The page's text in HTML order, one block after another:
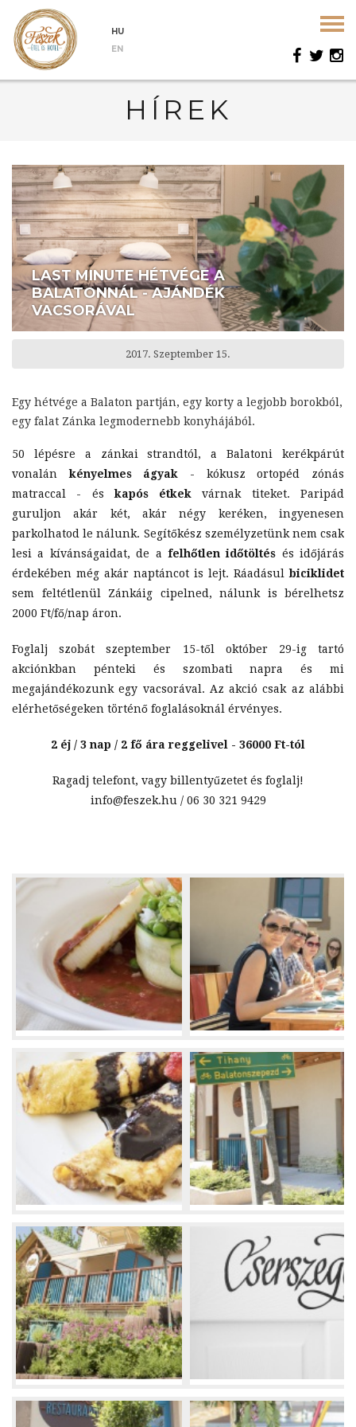
HU
EN
HÍREK
LAST MINUTE HÉTVÉGE A
BALATONNÁL - AJÁNDÉK
VACSORÁVAL
2017. Szeptember 15.
Egy hétvége a Balaton partján, egy korty a legjobb borokból,
egy falat Zánka legmodernebb konyhájából.
50 lépésre a zánkai strandtól, a Balatoni kerékpárút
vonalánkényelmes ágyak - kókusz ortopéd zónás
matraccal - éskapós étkek várnak titeket. Paripád
guruljon akár két, akár négy keréken, ingyenesen
parkolhatod le nálunk. Segítőkész személyzetünk nem csak
lesi a kívánságaidat, de a felhőtlen időtöltés és időjárás
érdekében még akár naptáncot is lejt. Ráadásulbiciklidet
sem feltétlenül Zánkáig cipelned, nálunk is bérelhetsz
2000 Ft/fő/nap áron.
Foglalj szobát szeptember 15-től október 29-ig tartó
akciónkban pénteki és szombati napra és mi
megajándékozunk egy vacsorával. Az akció csak az alábbi
elérhetőségeken történő foglalásoknál érvényes.
2 éj / 3 nap / 2 fő ára reggelivel - 36000 Ft-tól
Ragadj telefont, vagy billentyűzetet és foglalj!
info@feszek.hu / 06 30 321 9429